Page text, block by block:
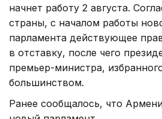
начнет работу 2 августа.
страны, с началом работы
парламента действующее
в отставку, после чего
премьер-министра,
большинством.
Ранее сообщалось, что